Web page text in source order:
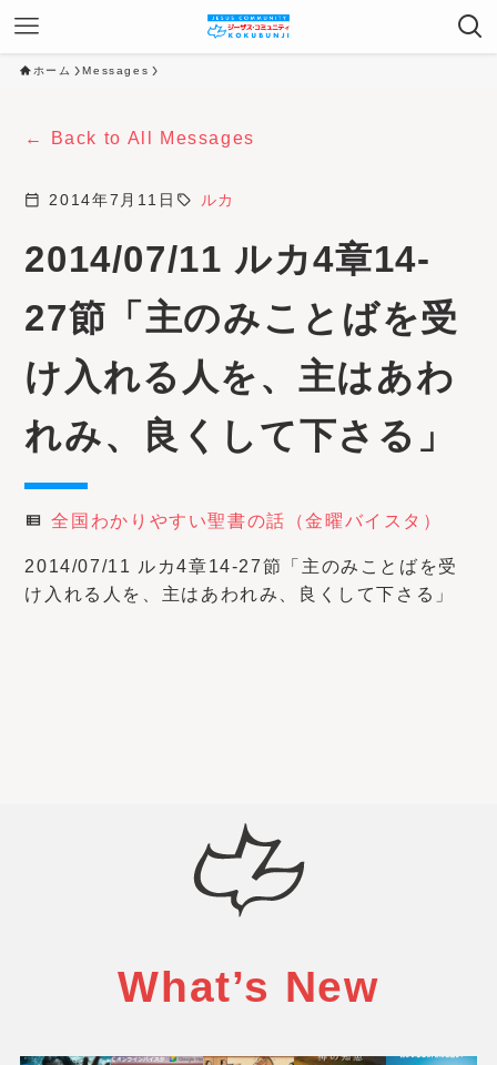
ホーム Messages
Back to All Messages
calendar_today 2014年7月11日 sell ルカ
2014/07/11 ルカ4章14-
27節「主のみことばを受
け入れる人を、主はあわ
れみ、良くして下さる」
view_list 全国わかりやすい聖書の話（金曜バイスタ）
2014/07/11 ルカ4章14-27節「主のみことばを受
け入れる人を、主はあわれみ、良くして下さる」
What’s New